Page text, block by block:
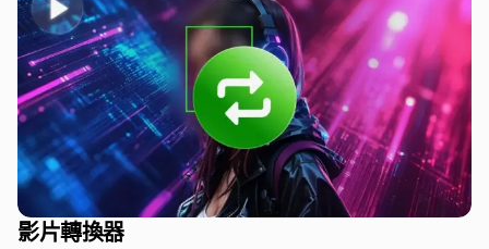
影片轉換器